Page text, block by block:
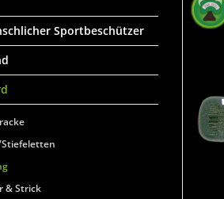
Sportbeschützer
& Strick